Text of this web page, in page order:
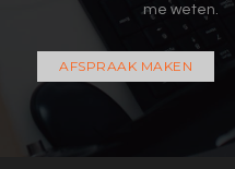
me weten.
AFSPRAAK MAKEN